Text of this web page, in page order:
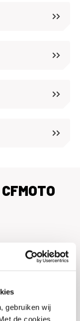
gebruiken wij
de cookies
welkom. In onze